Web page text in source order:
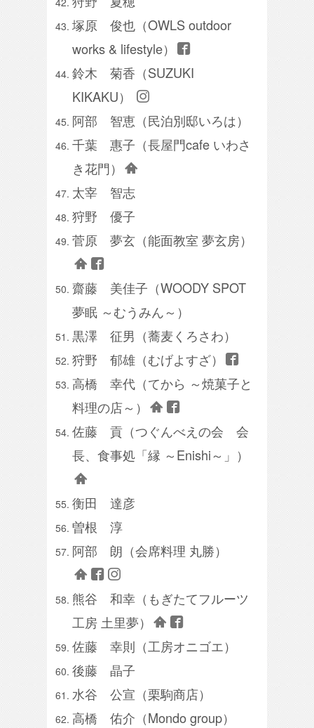
塚原 俊也（OWLS outdoor
works & lifestyle）
鈴木 菊香（SUZUKI
KIKAKU）
阿部 智恵（民泊別邸いろは）
千葉 惠子（長屋門cafe いわさ
き花門）
太宰 智志
狩野 優子
菅原 夢玄（能面教室 夢玄房）
齋藤 美佳子（WOODY SPOT
夢眠 ～むうみん～）
黒澤 征男（蕎麦くろさわ）
狩野 郁雄（むげよすざ）
高橋 幸代（てから ～焼菓子と
料理の店～）
佐藤 貢（つぐんべえの会 会
長、食事処「縁 ～Enishi～」）
衡田 達彦
曽根 淳
阿部 朗（会席料理 丸勝）
熊谷 和幸（もぎたてフルーツ
工房 土里夢）
佐藤 幸則（工房オニゴエ）
後藤 晶子
水谷 公宣（栗駒商店）
高橋 佑介（Mondo group）